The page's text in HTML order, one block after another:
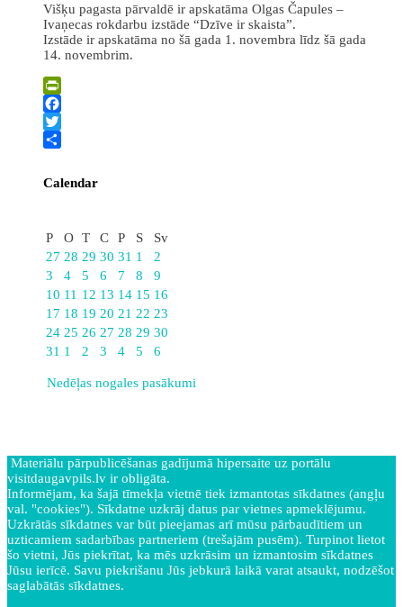
Višķu pagasta pārvaldē ir apskatāma Olgas Čapules –
Ivaņecas rokdarbu izstāde “Dzīve ir skaista”.
Izstāde ir apskatāma no šā gada 1. novembra līdz šā gada
14. novembrim.
PrintFriendly
Facebook
Twitter
Calendar
P
O T C P S
Sv
27 28 29 30 31 1
2
3
4 5 6 7 8
9
10 11 12 13 14 15 16
17 18 19 20 21 22 23
24 25 26 27 28 29 30
31 1 2 3 4 5 6
Nedēļas nogales pasākumi
Materiālu pārpublicēšanas gadījumā hipersaite uz portālu
visitdaugavpils.lv ir obligāta.
Informējam, ka šajā tīmekļa vietnē tiek izmantotas sīkdatnes (angļu
val. "cookies"). Sīkdatne uzkrāj datus par vietnes apmeklējumu.
Uzkrātās sīkdatnes var būt pieejamas arī mūsu pārbaudītiem un
uzticamiem sadarbības partneriem (trešajām pusēm). Turpinot lietot
šo vietni, Jūs piekrītat, ka mēs uzkrāsim un izmantosim sīkdatnes
Jūsu ierīcē. Savu piekrišanu Jūs jebkurā laikā varat atsaukt, nodzēšot
saglabātās sīkdatnes.